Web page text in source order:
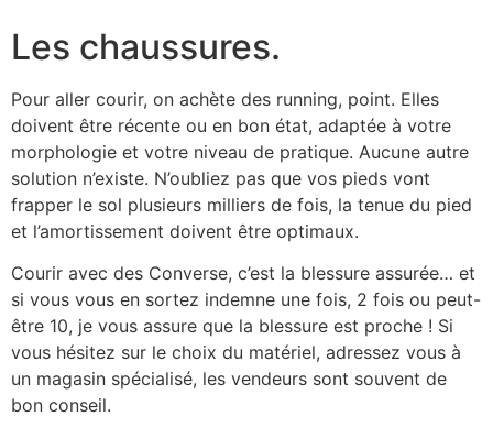
Les chaussures.
Pour aller courir, on achète des running, point. Elles
doivent être récente ou en bon état, adaptée à votre
morphologie et votre niveau de pratique. Aucune autre
solution n’existe. N’oubliez pas que vos pieds vont
frapper le sol plusieurs milliers de fois, la tenue du pied
et l’amortissement doivent être optimaux.
Courir avec des Converse, c’est la blessure assurée… et
si vous vous en sortez indemne une fois, 2 fois ou peut-
être 10, je vous assure que la blessure est proche ! Si
vous hésitez sur le choix du matériel, adressez vous à
un magasin spécialisé, les vendeurs sont souvent de
bon conseil.